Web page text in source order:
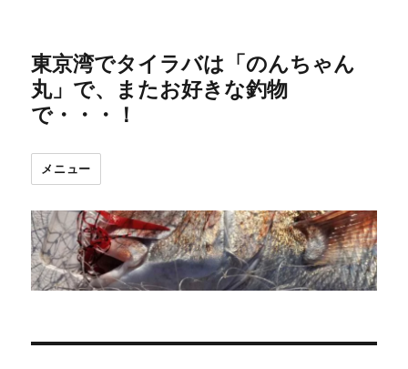
東京湾でタイラバは「のんちゃん
丸」で、またお好きな釣物
で・・・！
メニュー